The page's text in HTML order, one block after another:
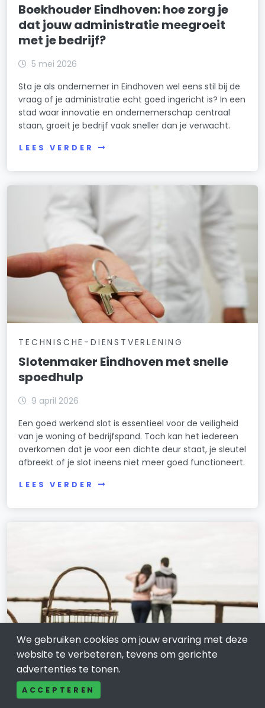
Boekhouder Eindhoven: hoe zorg je
dat jouw administratie meegroeit
met je bedrijf?
5 mei 2026
Sta je als ondernemer in Eindhoven wel eens stil bij de
vraag of je administratie echt goed ingericht is? In een
stad waar innovatie en ondernemerschap centraal
staan, groeit je bedrijf vaak sneller dan je verwacht.
LEES VERDER
TECHNISCHE-DIENSTVERLENING
Slotenmaker Eindhoven met snelle
spoedhulp
9 april 2026
Een goed werkend slot is essentieel voor de veiligheid
van je woning of bedrijfspand. Toch kan het iedereen
overkomen dat je voor een dichte deur staat, je sleutel
afbreekt of je slot ineens niet meer goed functioneert.
LEES VERDER
WONEN, HUIS EN TUIN
Tiptop in Eindhoven: rustig kijken
We gebruiken cookies om jouw ervaring met deze
website te verbeteren, tevens om gerichte
advertenties te tonen.
ACCEPTEREN